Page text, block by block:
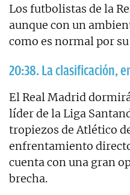
Los futbolistas de la
aunque con un
como es normal por
20:38. La clasificación,
El Real Madrid
líder de la Liga
tropiezos de Atlético
enfrentamiento
cuenta con una gran
brecha.